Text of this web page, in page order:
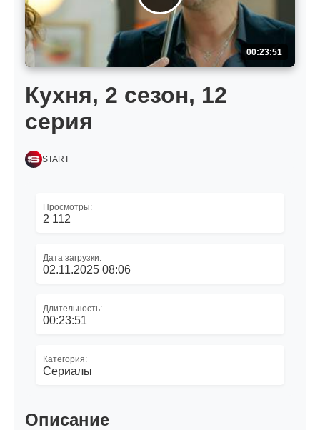
00:23:51
Кухня, 2 сезон, 12
серия
START
Просмотры:
2 112
Дата загрузки:
02.11.2025 08:06
Длительность:
00:23:51
Категория:
Сериалы
Описание